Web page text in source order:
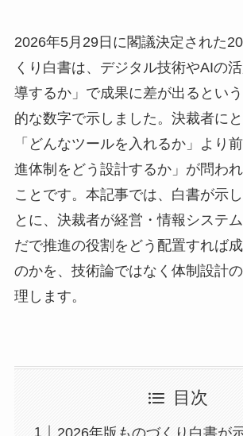
2026年5月29日に閣議決定された
くり白書は、デジタル技術やAIの
導するか」で成果に差が出るとい
的な数字で示しました。決裁者にと
「どんなツールを入れるか」より
進体制をどう設計するか」が問わ
ことです。本記事では、白書が示
とに、決裁者が経営・情報システ
だで推進の役割をどう配置すれば
のかを、技術論ではなく体制設計
理します。
目次
2026年版ものづくり白書が